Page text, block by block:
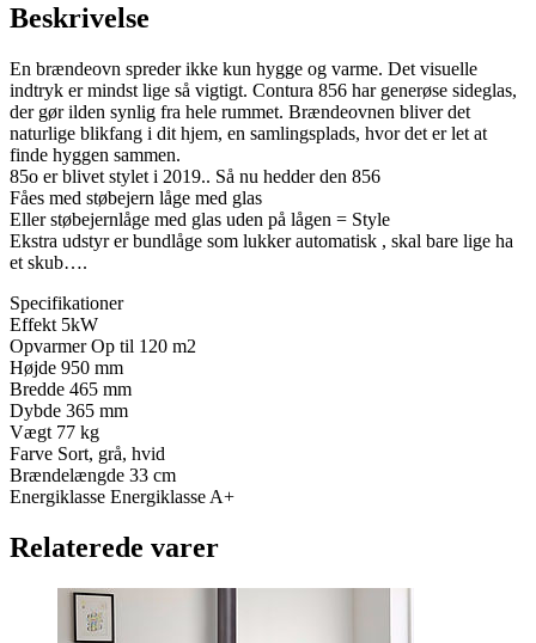
Beskrivelse
En brændeovn spreder ikke kun hygge og varme. Det visuelle
indtryk er mindst lige så vigtigt. Contura 856 har generøse sideglas,
der gør ilden synlig fra hele rummet. Brændeovnen bliver det
naturlige blikfang i dit hjem, en samlingsplads, hvor det er let at
finde hyggen sammen.
85o er blivet stylet i 2019.. Så nu hedder den 856
Fåes med støbejern låge med glas
Eller støbejernlåge med glas uden på lågen = Style
Ekstra udstyr er bundlåge som lukker automatisk , skal bare lige ha
et skub….
Specifikationer
Effekt 5kW
Opvarmer Op til 120 m2
Højde 950 mm
Bredde 465 mm
Dybde 365 mm
Vægt 77 kg
Farve Sort, grå, hvid
Brændelængde 33 cm
Energiklasse Energiklasse A+
Relaterede varer